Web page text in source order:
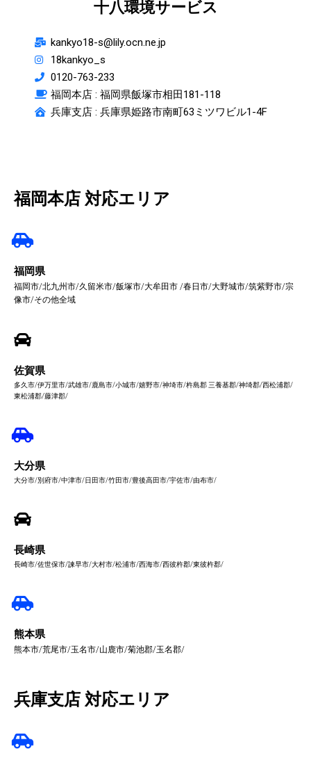
十八環境サービス
kankyo18-s@lily.ocn.ne.jp
18kankyo_s
0120-763-233
福岡本店 : 福岡県飯塚市相田181-118
兵庫支店 : 兵庫県姫路市南町63ミツワビル1-4F
福岡本店 対応エリア
福岡県
福岡市/北九州市/久留米市/飯塚市/大牟田市 /春日市/大野城市/筑紫野市/宗
像市/その他全域
佐賀県
多久市/伊万里市/武雄市/鹿島市/小城市/嬉野市/神埼市/杵島郡 三養基郡/神埼郡/西松浦郡/
東松浦郡/藤津郡/
大分県
大分市/別府市/中津市/日田市/竹田市/豊後高田市/宇佐市/由布市/
長崎県
長崎市/佐世保市/諫早市/大村市/松浦市/西海市/西彼杵郡/東彼杵郡/
熊本県
熊本市/荒尾市/玉名市/山鹿市/菊池郡/玉名郡/
兵庫支店 対応エリア